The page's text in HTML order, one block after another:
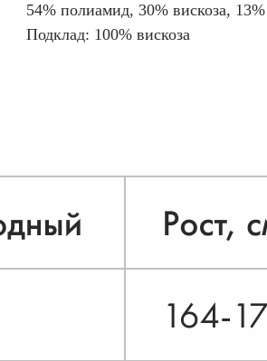
54% полиамид, 30% вискоза,
Подклад: 100% вискоза